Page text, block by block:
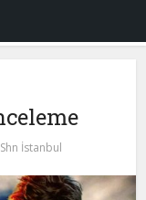
Shn İstanbul